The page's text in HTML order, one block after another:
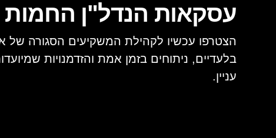
עסקאות הנדל"ן
הצטרפו עכשיו לקהילת המשקיעים הסגורה של
בלעדיים, ניתוחים בזמן אמת והזדמנויות
עניין.